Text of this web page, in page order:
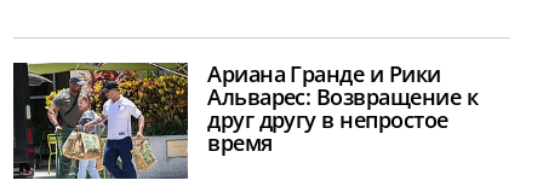
Ариана Гранде и Рики
Альварес: Возвращение к
друг другу в непростое
время